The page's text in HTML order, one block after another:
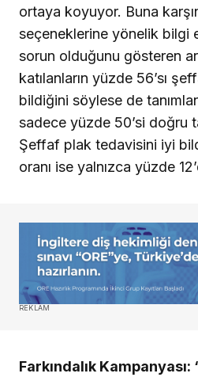
ortaya koyuyor. Buna
seçeneklerine yönelik bilgi
sorun olduğunu gösteren
katılanların yüzde 56’sı
bildiğini söylese de
sadece yüzde 50’si doğru
Şeffaf plak tedavisini iyi
oranı ise yalnızca yüzde
REKLAM
Farkındalık